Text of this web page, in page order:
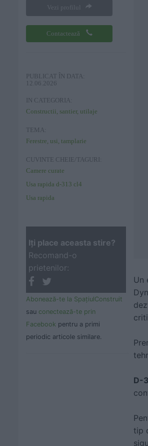
Vezi profilul
Contactează
PUBLICAT ÎN DATA:
12.06.2026
IN CATEGORIA:
Constructii, santier, utilaje
TEMA:
Ferestre, usi, tamplarie
CUVINTE CHEIE/TAGURI:
Camere curate
Usa rapida d-313 cl4
Usa rapida
Iţi place aceasta stire?
Recomand-o
prietenilor:
Abonează-te la SpaţiulConstruit
sau conectează-te prin
Facebook pentru a primi
periodic articole similare.
Un
D-
tip